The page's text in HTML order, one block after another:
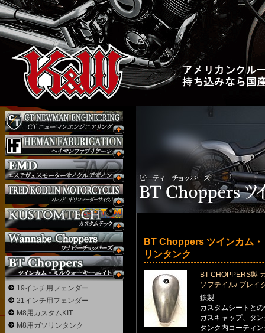
BT Choppers ツインカム
リンタンク
BT CHOPPERS製
ソフテイル/ ブレイ
鉄製
カスタムシートと
ガスキャップ、タ
タンク内コーティ
19インチ用フェンダー
21インチ用フェンダー
M8用カスタムKIT
M8用ガソリンタンク